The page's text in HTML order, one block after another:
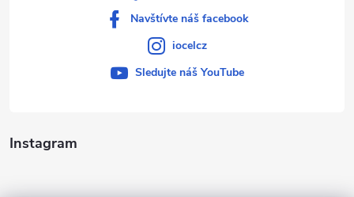
Instagram
Navštívte náš facebook
iocelcz
Sledujte náš YouTube